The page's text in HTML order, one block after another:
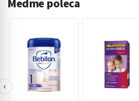
Medme poleca
‹